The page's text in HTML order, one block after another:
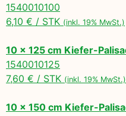
1540010100
6,10 € / STK (inkl. 19% MwSt.)
10 x 125 cm Kiefer-
1540010125
7,60 € / STK (inkl. 19% MwSt.)
10 x 150 cm Kiefer-